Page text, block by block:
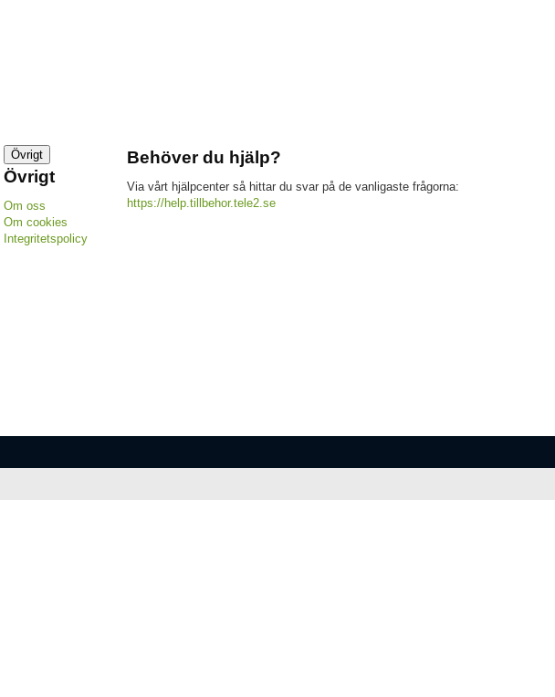
Övrigt
Övrigt
Om oss
Om cookies
Integritetspolicy
Behöver du hjälp?
Via vårt hjälpcenter så hittar du svar på de vanligaste frågorna:
https://help.tillbehor.tele2.se